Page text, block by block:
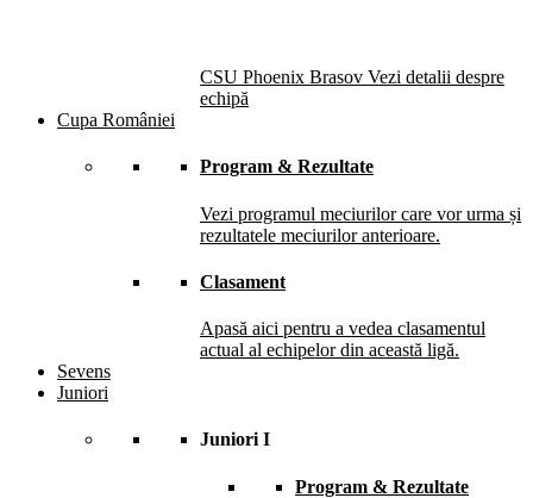
CSU Phoenix Brasov Vezi detalii despre
echipă
Cupa României
Program & Rezultate
Vezi programul meciurilor care vor urma și
rezultatele meciurilor anterioare.
Clasament
Apasă aici pentru a vedea clasamentul
actual al echipelor din această ligă.
Sevens
Juniori
Juniori I
Program & Rezultate